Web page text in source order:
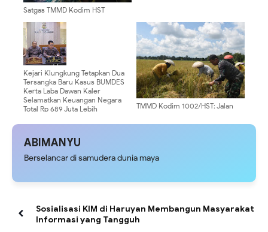
Satgas TMMD Kodim HST
Pengambau Hilir Luar
Kejari Klungkung Tetapkan Dua
Tersangka Baru Kasus BUMDES
Kerta Laba Dawan Kaler
Selamatkan Keuangan Negara
Total Rp 689 Juta Lebih
TMMD Kodim 1002/HST: Jalan
ABIMANYU
Berselancar di samudera dunia maya
Sosialisasi KIM di Haruyan Membangun Masyarakat
Informasi yang Tangguh